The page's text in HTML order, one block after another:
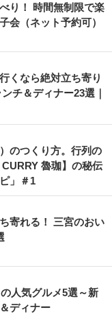
り！ 時間無制限で楽
会（ネット予約可）
くなら絶対立ち寄り
チ＆ディナー23選｜
のつくり方。行列の
魯珈】の秘伝
」＃1
寄れる！ 三宮のおい
人気グルメ5選～新
ディナー